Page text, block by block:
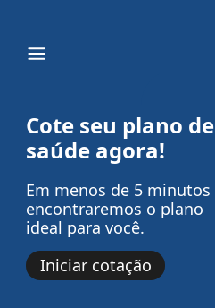
Cote seu plano de
saúde agora!
Em menos de 5 minutos
encontraremos o plano
ideal para você.
Iniciar cotação